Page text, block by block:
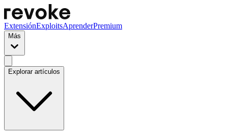
ExtensiónExploitsAprenderPremium
Más
Explorar artículos